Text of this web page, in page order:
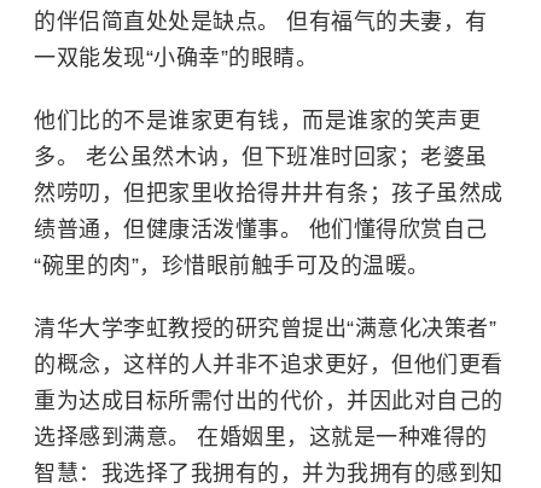
的伴侣简直处处是缺点。 但有福气的夫妻，有
一双能发现“小确幸”的眼睛。
他们比的不是谁家更有钱，而是谁家的笑声更
多。 老公虽然木讷，但下班准时回家；老婆虽
然唠叨，但把家里收拾得井井有条；孩子虽然成
绩普通，但健康活泼懂事。 他们懂得欣赏自己
“碗里的肉”，珍惜眼前触手可及的温暖。
清华大学李虹教授的研究曾提出“满意化决策者”
的概念，这样的人并非不追求更好，但他们更看
重为达成目标所需付出的代价，并因此对自己的
选择感到满意。 在婚姻里，这就是一种难得的
智慧：我选择了我拥有的，并为我拥有的感到知